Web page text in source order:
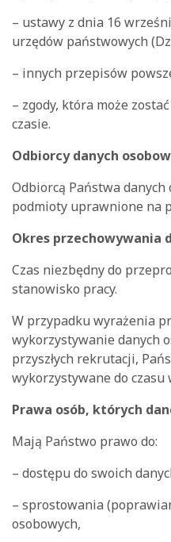
– ustawy z dnia 16
urzędów państwowych
– innych przepisów
– zgody, która może
czasie.
Odbiorcy danych
Odbiorcą Państwa danych
podmioty uprawnione na
Okres przechowywania
Czas niezbędny do
stanowisko pracy.
W przypadku wyrażenia
wykorzystywanie danych
przyszłych rekrutacji,
wykorzystywane do czasu
Prawa osób, których
Mają Państwo prawo do:
– dostępu do swoich
– sprostowania
osobowych,